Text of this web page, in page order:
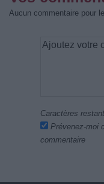
Aucun commentaire pour
Caractères
Prévenez-moi
commentaire